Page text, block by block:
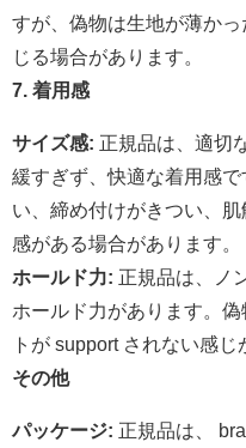
すが、偽物は生地が薄か
じる場合があります。
7. 着用感
サイズ感: 正規品は、適切
緩すぎず、快適な着用感で
い、締め付けがきつい、
感がある場合があります。
ホールド力: 正規品は、ノ
ホールド力があります。
トが support されない感じ
その他
パッケージ: 正規品は、